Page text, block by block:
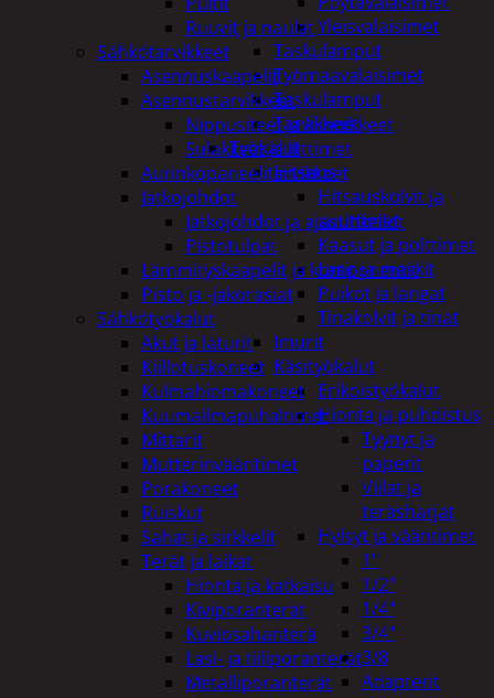
Yleisvalaisimet
Taskulamput
Työmaavalaisimet
Taskulamput
Tarvikkeet
Työkalut
Hitsaus
Hitsauskolvit ja
suuttimet
Kaasut ja polttimet
Lasit ja maskit
Puikot ja langat
Tinakolvit ja tinat
Imurit
Käsityökalut
Erikoistyökalut
Hionta ja puhdistus
Tyynyt ja
paperit
Viilat ja
teräsharjat
Hylsyt ja vääntimet
1"
1/2"
1/4"
3/4"
3/8
Adapterit
Ruuvit ja naulat
Sähkötarvikkeet
Asennuskaapelit
Asennustarvikkeet
Nippusiteet ja kiinnikkeet
Sulakkeet ja liittimet
Aurinkopaneelitarvikkeet
Jatkojohdot
Jatkojohdot ja ajastinkellot
Pistotulpat
Lämmityskaapelit ja komponentit
Pisto ja -jakorasiat
Sähkötyökalut
Akut ja laturit
Kiillotuskoneet
Kulmahiomakoneet
Kuumailmapuhaltimet
Mittarit
Mutterinvääntimet
Porakoneet
Ruiskut
Sahat ja sirkkelit
Terät ja laikat
Hionta ja katkaisu
Kiviporanterät
Kuviosahanterä
Lasi- ja tiiliporanterät
Metalliporanterät